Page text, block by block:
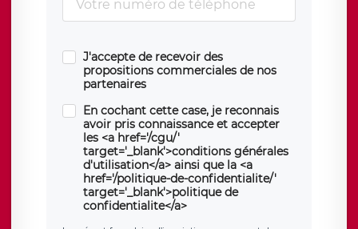
J'accepte de recevoir des
propositions commerciales de nos
partenaires
En cochant cette case, je reconnais
avoir pris connaissance et accepter
les <a href='/cgu/'
target='_blank'>conditions générales
d'utilisation</a> ainsi que la <a
href='/politique-de-confidentialite/'
target='_blank'>politique de
confidentialite</a>